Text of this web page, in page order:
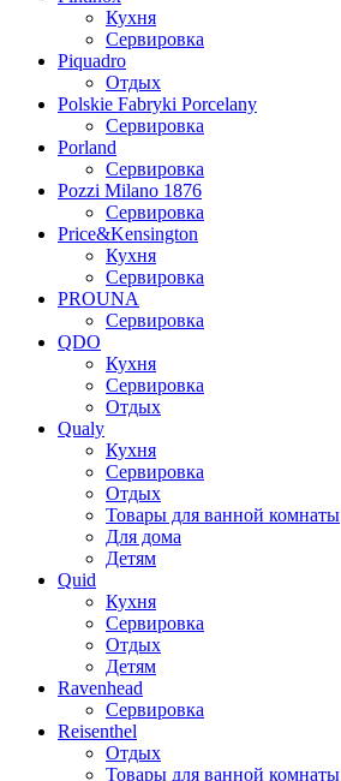
Кухня
Сервировка
Piquadro
Отдых
Polskie Fabryki Porcelany
Сервировка
Porland
Сервировка
Pozzi Milano 1876
Сервировка
Price&Kensington
Кухня
Сервировка
PROUNA
Сервировка
QDO
Кухня
Сервировка
Отдых
Qualy
Кухня
Сервировка
Отдых
Товары для ванной комнаты
Для дома
Детям
Quid
Кухня
Сервировка
Отдых
Детям
Ravenhead
Сервировка
Reisenthel
Отдых
Товары для ванной комнаты